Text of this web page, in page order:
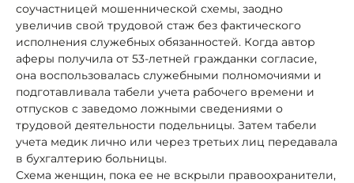
соучастницей мошеннической схемы, заодно
увеличив свой трудовой стаж без фактического
исполнения служебных обязанностей. Когда автор
аферы получила от 53-летней гражданки согласие,
она воспользовалась служебными полномочиями и
подготавливала табели учета рабочего времени и
отпусков с заведомо ложными сведениями о
трудовой деятельности подельницы. Затем табели
учета медик лично или через третьих лиц передавала
в бухгалтерию больницы.
Схема женщин, пока ее не вскрыли правоохранители,